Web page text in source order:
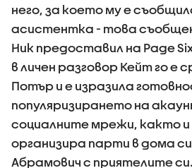
него, за което му е
асистентка - това
Ник предоставил на Page
в личен разговор Кейт го е
Потър и е изразила
популяризирането на
социалните мрежи, както
организира парти в дома
Абрамович с приятелите